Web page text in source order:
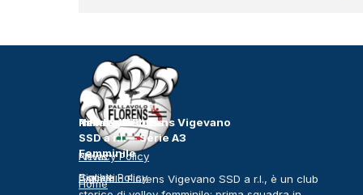
Pallavolo Florens Vigevano
SSD a r.l. – Serie A3
Femminile
Home
News e Risorse
News
Biglietti
Info legali
Privacy Policy
Cookie Policy
Pallavolo Florens Vigevano SSD a r.l., è un club